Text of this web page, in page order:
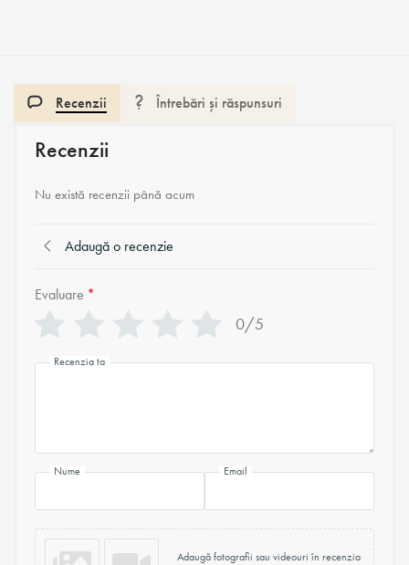
Recenzii Întrebări și răspunsuri
Recenzii
Nu există recenzii până acum
Adaugă o recenzie
Evaluare *
0/5
Recenzia ta
Nume Email
Adaugă fotografii sau videouri în recenzia